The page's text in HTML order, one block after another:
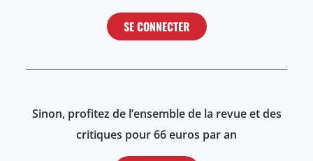
SE CONNECTER
Sinon, profitez de l’ensemble de la revue et des
critiques pour 66 euros par an